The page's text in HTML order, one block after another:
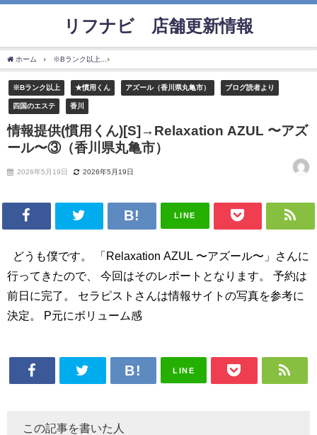
リフナビ®店舗更新情報
ホーム ※Bランク以上
※Bランク以上 ★慣用くん アズール（香川県丸亀市） ブログ読者より
四国のエステ 香川
情報提供(慣用くん)[S]→Relaxation AZUL 〜アズ
ール〜③（香川県丸亀市）
2026年5月19日 2026年5月19日
LINE
どうも僕です。 「Relaxation AZUL 〜アズール〜」さんに
行ってきたので、 今回はそのレポートとなります。 予約は
前日に完了。 セラピストさんは情報サイトの写真を参考に
決定。 P元にボリューム感
LINE
この記事を書いた人